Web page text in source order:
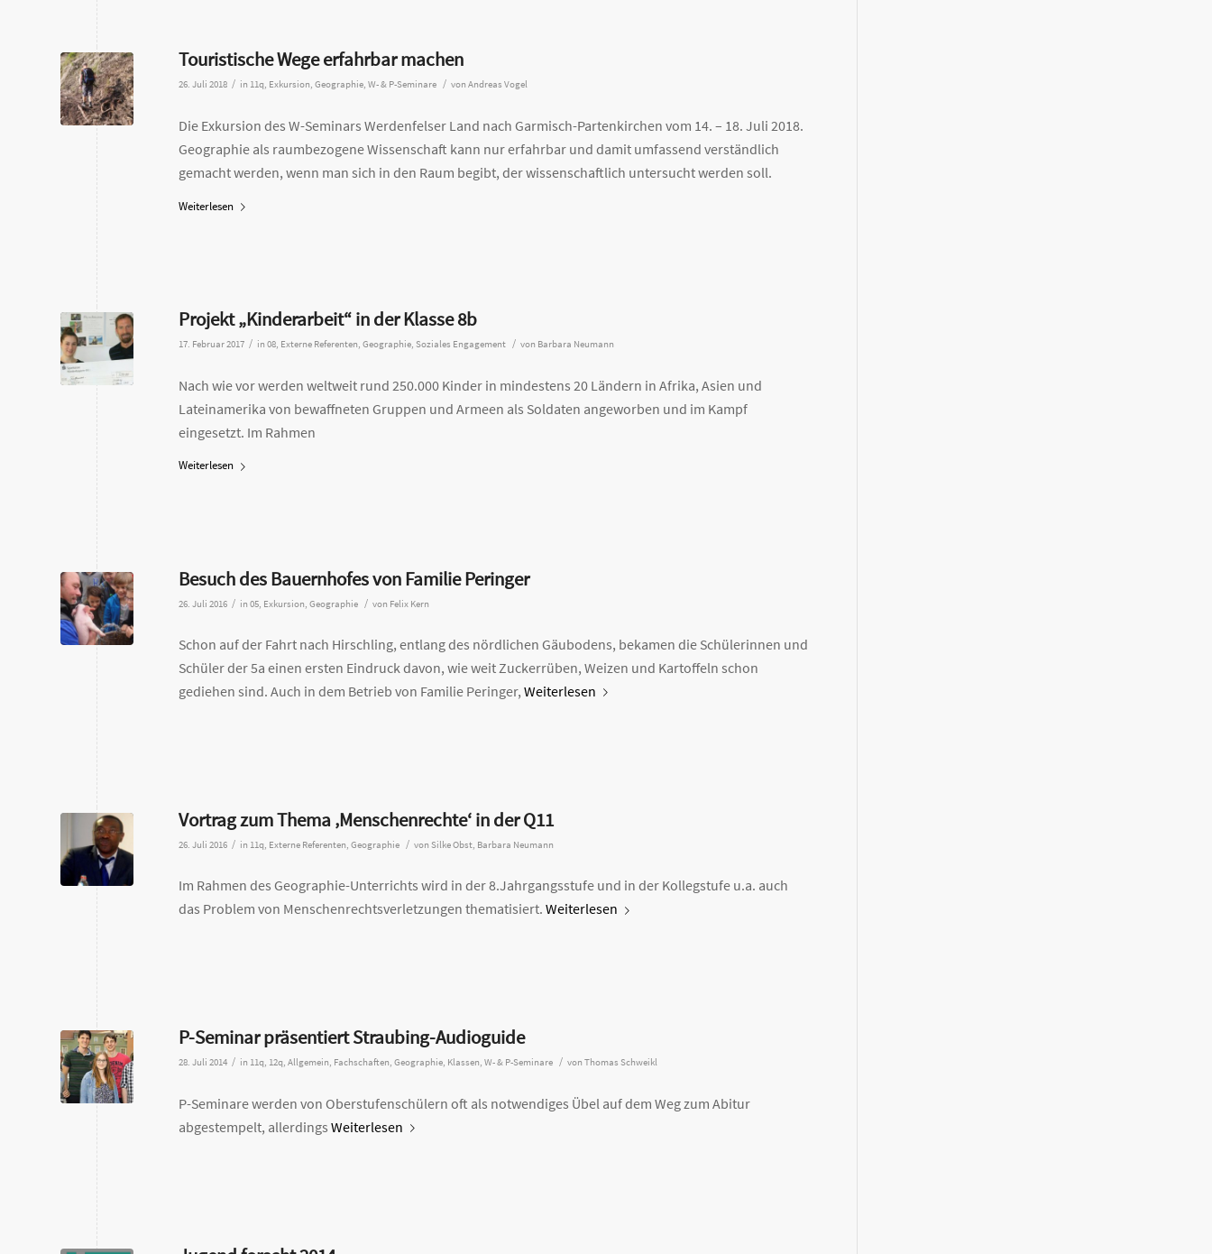
Touristische Wege erfahrbar machen
26. Juli 2018 / in 11q, Exkursion, Geographie, W- & P-Seminare / von Andreas Vogel
Die Exkursion des W-Seminars Werdenfelser Land nach Garmisch-Partenkirchen vom 14. – 18. Juli 2018.
Geographie als raumbezogene Wissenschaft kann nur erfahrbar und damit umfassend verständlich
gemacht werden, wenn man sich in den Raum begibt, der wissenschaftlich untersucht werden soll.
Weiterlesen
Projekt „Kinderarbeit“ in der Klasse 8b
17. Februar 2017 / in 08, Externe Referenten, Geographie, Soziales Engagement / von Barbara Neumann
Nach wie vor werden weltweit rund 250.000 Kinder in mindestens 20 Ländern in Afrika, Asien und
Lateinamerika von bewaffneten Gruppen und Armeen als Soldaten angeworben und im Kampf
eingesetzt. Im Rahmen
Weiterlesen
Besuch des Bauernhofes von Familie Peringer
26. Juli 2016 / in 05 Exkursion Geographie / von Felix Kern
Schon auf der Fahrt nach Hirschling, entlang des nördlichen Gäubodens, bekamen die Schülerinnen und
Schüler der 5a einen ersten Eindruck davon, wie weit Zuckerrüben, Weizen und Kartoffeln schon
gediehen sind. Auch in dem Betrieb von Familie Peringer, Weiterlesen
Vortrag zum Thema ‚Menschenrechte‘ in der Q11
26. Juli 2016 / in 11q, Externe Referenten, Geographie / von Silke Obst, Barbara Neumann
Im Rahmen des Geographie-Unterrichts wird in der 8.Jahrgangsstufe und in der Kollegstufe u.a. auch
das Problem von Menschenrechtsverletzungen thematisiert. Weiterlesen
P-Seminar präsentiert Straubing-Audioguide
28. Juli 2014 / in 11q, 12q, Allgemein, Fachschaften, Geographie, Klassen, W- & P-Seminare / von Thomas Schweikl
P-Seminare werden von Oberstufenschülern oft als notwendiges Übel auf dem Weg zum Abitur
abgestempelt, allerdings Weiterlesen